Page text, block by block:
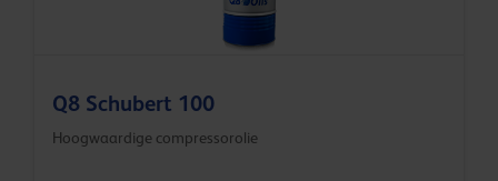
Q8 Schubert 100
Hoogwaardige compressorolie